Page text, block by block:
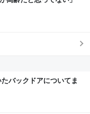
バックドアについてま